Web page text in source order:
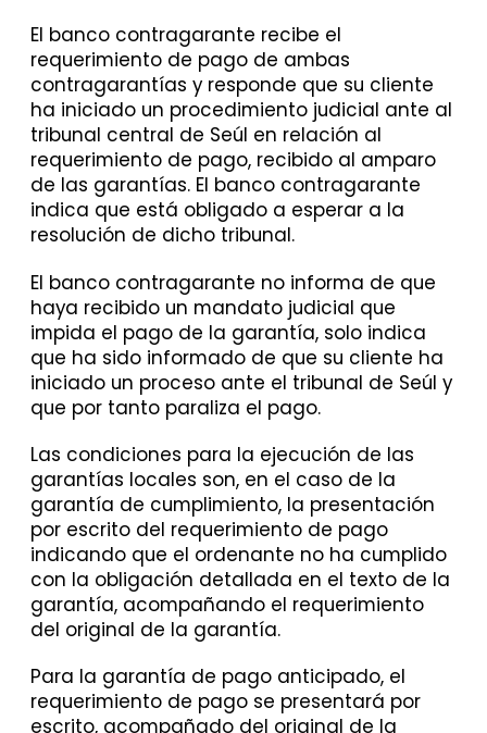
El banco contragarante recibe el
requerimiento de pago de ambas
contragarantías y responde que su cliente
ha iniciado un procedimiento judicial ante al
tribunal central de Seúl en relación al
requerimiento de pago, recibido al amparo
de las garantías. El banco contragarante
indica que está obligado a esperar a la
resolución de dicho tribunal.
El banco contragarante no informa de que
haya recibido un mandato judicial que
impida el pago de la garantía, solo indica
que ha sido informado de que su cliente ha
iniciado un proceso ante el tribunal de Seúl y
que por tanto paraliza el pago.
Las condiciones para la ejecución de las
garantías locales son, en el caso de la
garantía de cumplimiento, la presentación
por escrito del requerimiento de pago
indicando que el ordenante no ha cumplido
con la obligación detallada en el texto de la
garantía, acompañando el requerimiento
del original de la garantía.
Para la garantía de pago anticipado, el
requerimiento de pago se presentará por
escrito, acompañado del original de la